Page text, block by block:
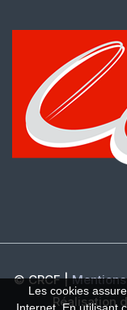
© CRCF |
Réalisation
Les cookies